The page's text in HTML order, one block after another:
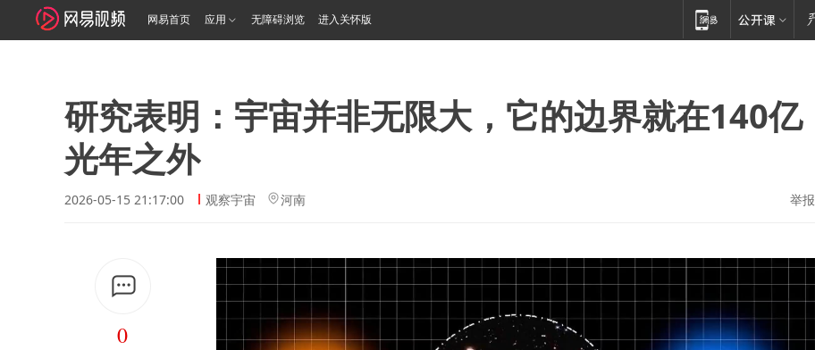
网易首页 应用 无障碍浏览 进入关怀版
研究表明：宇宙并非无限大，它的边界就在140亿
光年之外
2026-05-15 21:17:00 观察宇宙 河南 举报
0